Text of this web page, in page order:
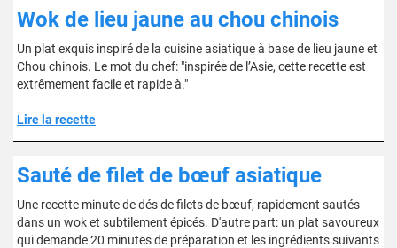
Wok de lieu jaune au chou chinois
Un plat exquis inspiré de la cuisine asiatique à base de lieu jaune et
Chou chinois. Le mot du chef: "inspirée de l’Asie, cette recette est
extrêmement facile et rapide à."
Lire la recette
Sauté de filet de bœuf asiatique
Une recette minute de dés de filets de bœuf, rapidement sautés
dans un wok et subtilement épicés. D'autre part: un plat savoureux
qui demande 20 minutes de préparation et les ingrédients suivants